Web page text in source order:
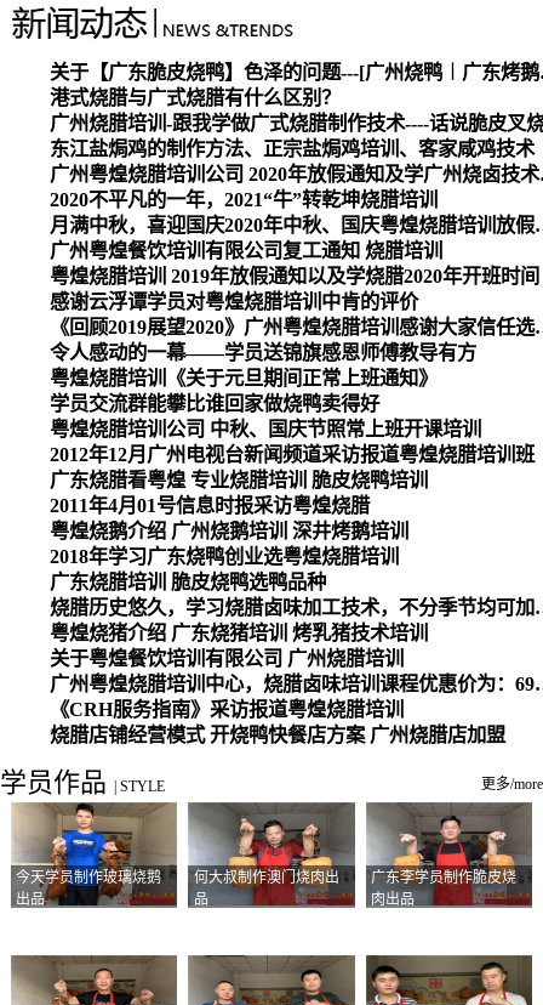
关于【广
港式烧腊与广式烧腊有什么区别？
广州烧腊培训-跟我学做广式烧腊制作技术----话说脆皮叉
东江盐焗鸡的制作方法、正宗盐焗鸡培训、客家咸鸡技术
广州粤煌
2020不平凡的一年，2021“牛”转乾坤烧腊培训
月满中秋，喜迎
广州粤煌餐饮培训有限公司复工通知 烧腊培训
粤煌烧腊培训 2019年放假通知以及学烧腊2020年开班时间
感谢云浮谭学员对粤煌烧腊培训中肯的评价
《回顾2019展望
令人感动的一幕——学员送锦旗感恩师傅教导有方
粤煌烧腊培训《关于元旦期间正常上班通知》
学员交流群能攀比谁回家做烧鸭卖得好
粤煌烧腊培训公司 中秋、国庆节照常上班开课培训
2012年12月广州电视台新闻频道采访报道粤煌烧腊培训班
广东烧腊看粤煌 专业烧腊培训 脆皮烧鸭培训
2011年4月01号信息时报采访粤煌烧腊
粤煌烧鹅介绍 广州烧鹅培训 深井烤鹅培训
2018年学习广东烧鸭创业选粤煌烧腊培训
广东烧腊培训 脆皮烧鸭选鸭品种
烧腊历史悠久，学习
粤煌烧猪介绍 广东烧猪培训 烤乳猪技术培训
关于粤煌餐饮培训有限公司 广州烧腊培训
广州粤煌烧腊培训中心，烧腊卤味培训课程优惠价为：6980元
《CRH服务指南》采访报道粤煌烧腊培训
烧腊店铺经营模式 开烧鸭快餐店方案 广州烧腊店加盟
学员作品 STYLE 更多/more
今天学员制作玻璃烧鹅
出品
何大叔制作澳门烧肉出
品
广东李学员制作脆皮烧
肉出品